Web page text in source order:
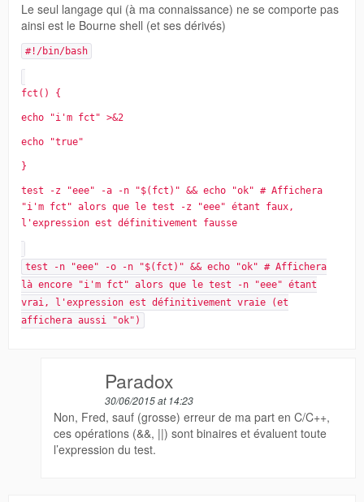
Le seul langage qui (à ma connaissance) ne se comporte pas
ainsi est le Bourne shell (et ses dérivés)
#!/bin/bash
fct() {
echo "i'm fct" >&2
echo "true"
}
test -z "eee" -a -n "$(fct)" && echo "ok" # Affichera
"i'm fct" alors que le test -z "eee" étant faux,
l'expression est définitivement fausse
test -n "eee" -o -n "$(fct)" && echo "ok" # Affichera
là encore "i'm fct" alors que le test -n "eee" étant
vrai, l'expression est définitivement vraie (et
affichera aussi "ok")
Paradox
30/06/2015 at 14:23
Non, Fred, sauf (grosse) erreur de ma part en C/C++,
ces opérations (&&, ||) sont binaires et évaluent toute
l’expression du test.